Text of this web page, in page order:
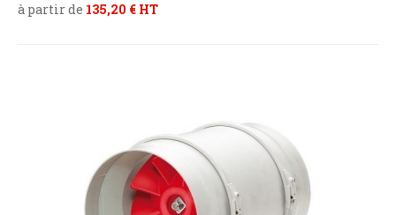
à partir de 135,20 € HT